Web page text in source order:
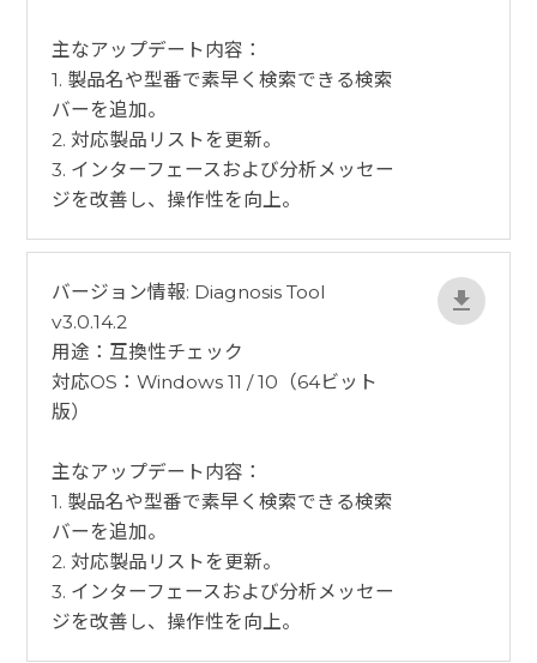
​主なアップデート内容：
1. 製品名や型番で素早く検索できる検索
バーを追加。
2. 対応製品リストを更新。
3. インターフェースおよび分析メッセー
ジを改善し、操作性を向上。
バージョン情報: Diagnosis Tool
v3.0.14.2
用途：互換性チェック
対応OS：Windows 11 / 10（64ビット
版）
​主なアップデート内容：
1. 製品名や型番で素早く検索できる検索
バーを追加。
2. 対応製品リストを更新。
3. インターフェースおよび分析メッセー
ジを改善し、操作性を向上。